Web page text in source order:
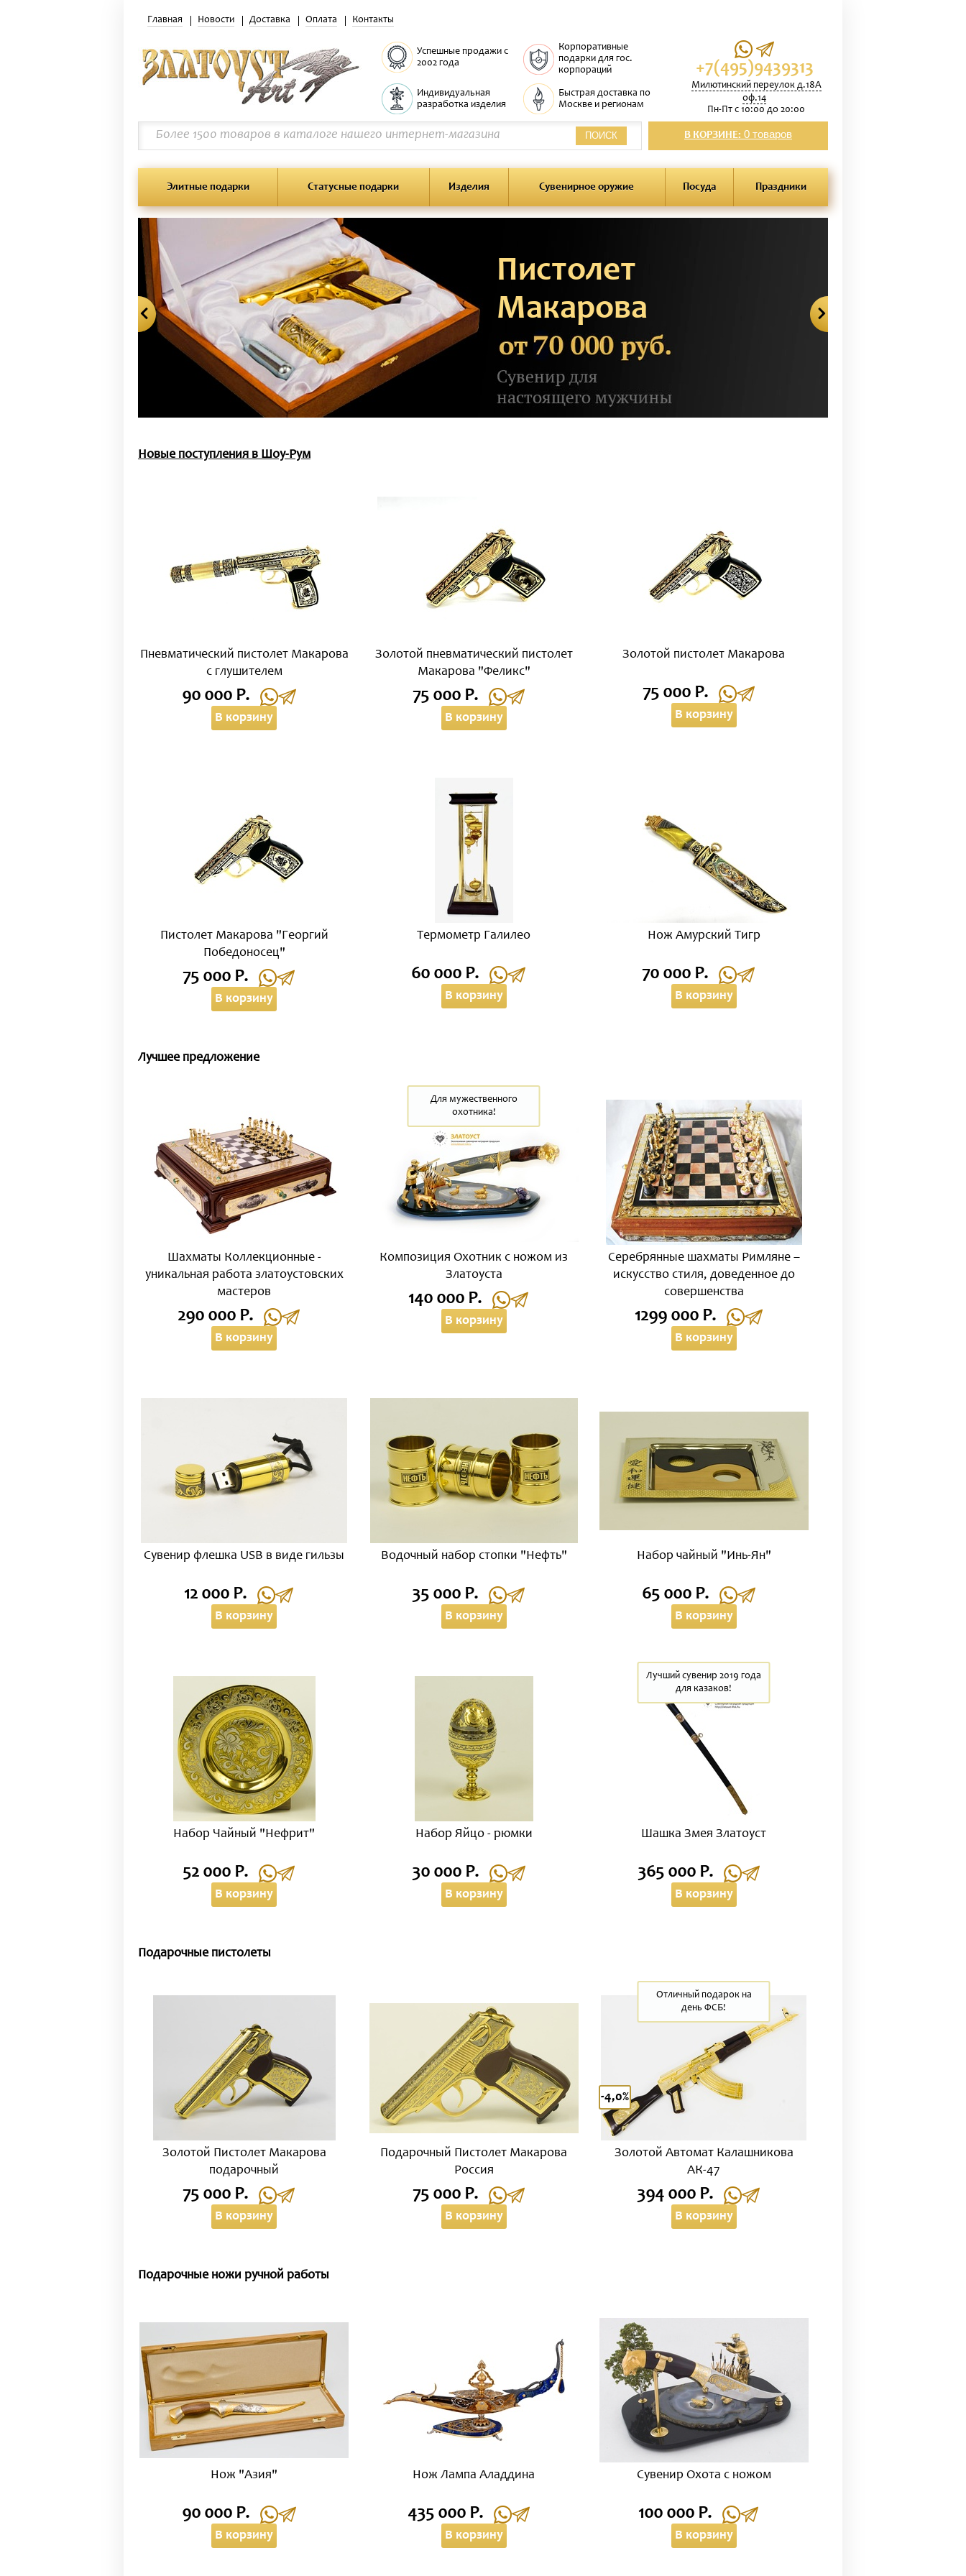
Главная Новости Доставка Оплата Контакты
+7(495)9439313
Милютинский переулок д.18А
оф.14
Пн-Пт с 10:00 до 20:00
Успешные продажи с
2002 года
Корпоративные
подарки для гос.
корпораций
Индивидуальная
разработка изделия
Быстрая доставка по
Москве и регионам
В КОРЗИНЕ: 0 товаров
ПОИСК
Элитные подарки Статусные подарки Изделия Сувенирное оружие Посуда Праздники
Пистолет
Макарова
Новые поступления в Шоу-Рум
Пневматический пистолет Макарова
с глушителем
90 000 Р.
В корзину
Золотой пневматический пистолет
Макарова "Феликс"
75 000 Р.
В корзину
Золотой пистолет Макарова
75 000 Р.
В корзину
Пистолет Макарова "Георгий
Победоносец"
75 000 Р.
В корзину
Термометр Галилео
60 000 Р.
В корзину
Нож Амурский Тигр
70 000 Р.
В корзину
Лучшее предложение
Шахматы Коллекционные -
уникальная работа златоустовских
мастеров
290 000 Р.
В корзину
Композиция Охотник с ножом из
Златоуста
Для мужественного
охотника!
140 000 Р.
В корзину
Серебрянные шахматы Римляне –
искусство стиля, доведенное до
совершенства
1299 000 Р.
В корзину
Сувенир флешка USB в виде гильзы
12 000 Р.
В корзину
Водочный набор стопки "Нефть"
35 000 Р.
В корзину
Набор чайный "Инь-Ян"
65 000 Р.
В корзину
Набор Чайный "Нефрит"
52 000 Р.
В корзину
Набор Яйцо - рюмки
30 000 Р.
В корзину
Шашка Змея Златоуст
Лучший сувенир 2019 года
для казаков!
365 000 Р.
В корзину
Подарочные пистолеты
Золотой Пистолет Макарова
подарочный
75 000 Р.
В корзину
Подарочный Пистолет Макарова
Россия
75 000 Р.
В корзину
Золотой Автомат Калашникова
АК-47
Отличный подарок на
день ФСБ!
-4,0%
394 000 Р.
В корзину
Подарочные ножи ручной работы
Нож "Азия"
90 000 Р.
В корзину
Нож Лампа Аладдина
435 000 Р.
В корзину
Сувенир Охота с ножом
100 000 Р.
В корзину